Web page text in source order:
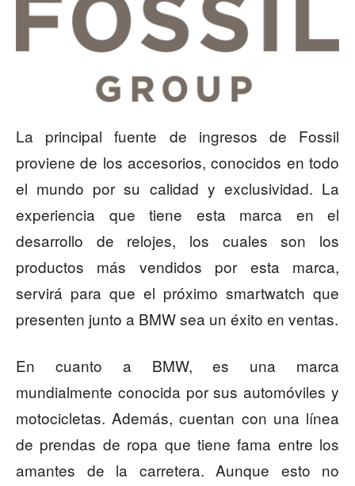
La principal fuente de ingresos de Fossil
proviene de los accesorios, conocidos en todo
el mundo por su calidad y exclusividad. La
experiencia que tiene esta marca en el
desarrollo de relojes, los cuales son los
productos más vendidos por esta marca,
servirá para que el próximo smartwatch que
presenten junto a BMW sea un éxito en ventas.
En cuanto a BMW, es una marca
mundialmente conocida por sus automóviles y
motocicletas. Además, cuentan con una línea
de prendas de ropa que tiene fama entre los
amantes de la carretera. Aunque esto no